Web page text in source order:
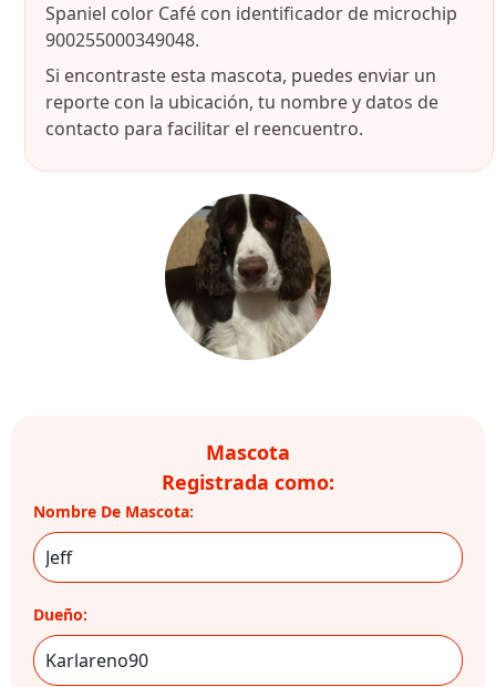
Spaniel color Café con identificador de microchip
900255000349048.
Si encontraste esta mascota, puedes enviar un
reporte con la ubicación, tu nombre y datos de
contacto para facilitar el reencuentro.
Mascota
Registrada como:
Nombre De Mascota:
Dueño: